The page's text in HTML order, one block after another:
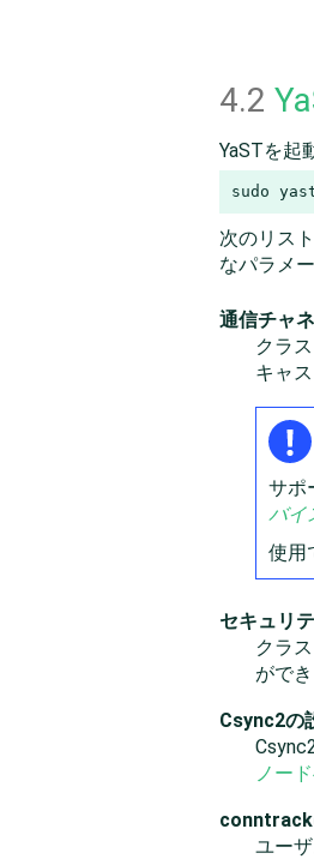
4.2
YaSTを起
sudo
次のリス
なパラメ
通信チャ
クラ
キャ
サポ
バイ
使用
セキュリ
クラ
がで
Csync2の
ノー
ユー